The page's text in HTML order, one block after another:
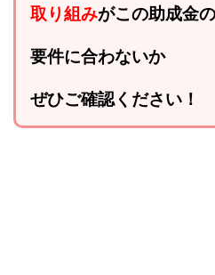
取り組みがこの助成金の
要件に合わないか
ぜひご確認ください！